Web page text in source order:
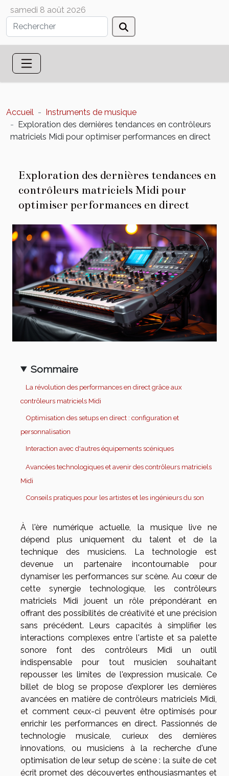
samedi 8 août 2026
Accueil
Instruments de musique
Exploration des dernières tendances en contrôleurs
matriciels Midi pour optimiser performances en direct
Exploration des dernières tendances en
contrôleurs matriciels Midi pour
optimiser performances en direct
Sommaire
La révolution des performances en direct grâce aux
contrôleurs matriciels Midi
Optimisation des setups en direct : configuration et
personnalisation
Interaction avec d'autres équipements scéniques
Avancées technologiques et avenir des contrôleurs matriciels
Midi
Conseils pratiques pour les artistes et les ingénieurs du son
À l'ère numérique actuelle, la musique live ne
dépend plus uniquement du talent et de la
technique des musiciens. La technologie est
devenue un partenaire incontournable pour
dynamiser les performances sur scène. Au cœur de
cette synergie technologique, les contrôleurs
matriciels Midi jouent un rôle prépondérant en
offrant des possibilités de créativité et une précision
sans précédent. Leurs capacités à simplifier les
interactions complexes entre l'artiste et sa palette
sonore font des contrôleurs Midi un outil
indispensable pour tout musicien souhaitant
repousser les limites de l'expression musicale. Ce
billet de blog se propose d'explorer les dernières
avancées en matière de contrôleurs matriciels Midi,
et comment ceux-ci peuvent être optimisés pour
enrichir les performances en direct. Passionnés de
technologie musicale, curieux des dernières
innovations, ou musiciens à la recherche d'une
optimisation de leur setup de scène : la suite de cet
écrit promet des découvertes enthousiasmantes et